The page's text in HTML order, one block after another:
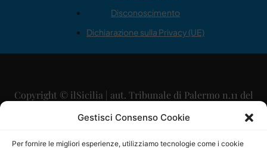
Gestisci Consenso Cookie
Per fornire le migliori esperienze, utilizziamo tecnologie come i cookie
Disconoscimento
Dichiarazione sulla Privacy (UE)
Copyright © ilSicilia | aut. Tribunale di Palermo n.11 del
29/09/2015